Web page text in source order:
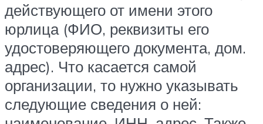
действующего от имени этого
юрлица (ФИО, реквизиты его
удостоверяющего документа, дом.
адрес). Что касается самой
организации, то нужно указывать
следующие сведения о ней: